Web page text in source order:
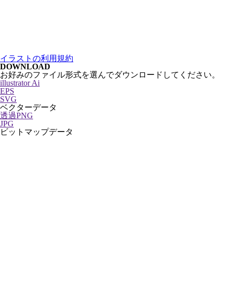
イラストの利用規約
DOWNLOAD
お好みのファイル形式を選んでダウンロードしてください。
illustrator Ai
EPS
SVG
ベクターデータ
透過PNG
JPG
ビットマップデータ